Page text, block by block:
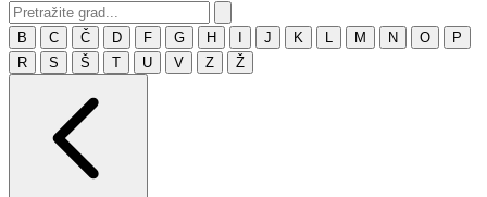
B C Č D F G H J K M N O
P
R
S Š T U V Z Ž